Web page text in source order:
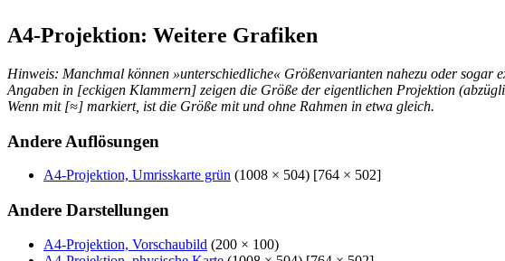
A4-Projektion: Weitere Grafiken
Hinweis: Manchmal können »unterschiedliche« Größenvarianten nahezu oder sogar
Angaben in [eckigen Klammern] zeigen die Größe der eigentlichen Projektion
Wenn mit [≈] markiert, ist die Größe mit und ohne Rahmen in etwa gleich.
Andere Auflösungen
A4-Projektion, Umrisskarte grün (1008 × 504) [764 × 502]
Andere Darstellungen
A4-Projektion, Vorschaubild (200 × 100)